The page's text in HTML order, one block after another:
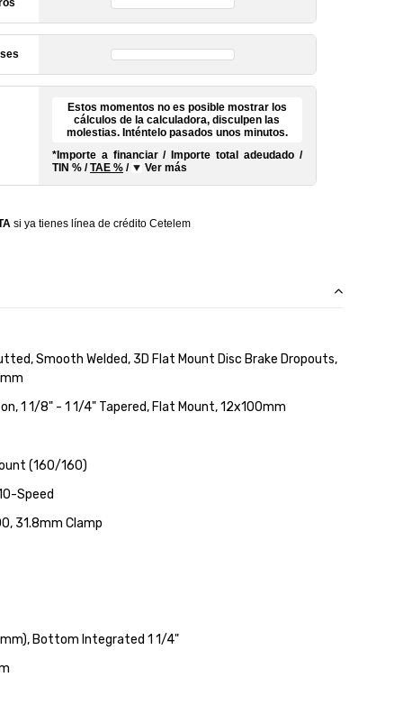
Estos momentos no es posible mostrar los
cálculos de la calculadora, disculpen las
molestias. Inténtelo pasados unos minutos.
*Importe a financiar/ Importe total adeudado /
TIN %/TAE %/ Ver más
si ya tienes línea de crédito Cetelem
Smooth Welded, 3D Flat Mount Disc Brake Dropouts,
1 1/8" - 1 1/4" Tapered, Flat Mount, 12x100mm
(160/160)
Speed
31.8mm Clamp
Bottom Integrated 1 1/4"